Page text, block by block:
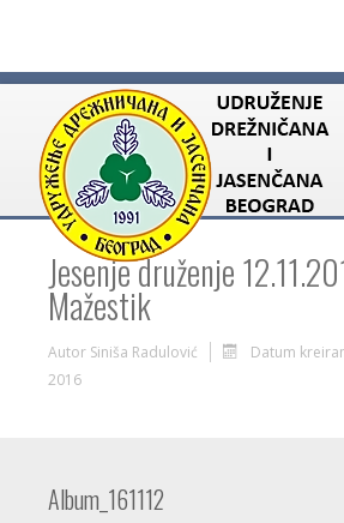
Jesenje druženje
Mažestik
Autor Siniša Radulović
Datum
2016
Album_161112